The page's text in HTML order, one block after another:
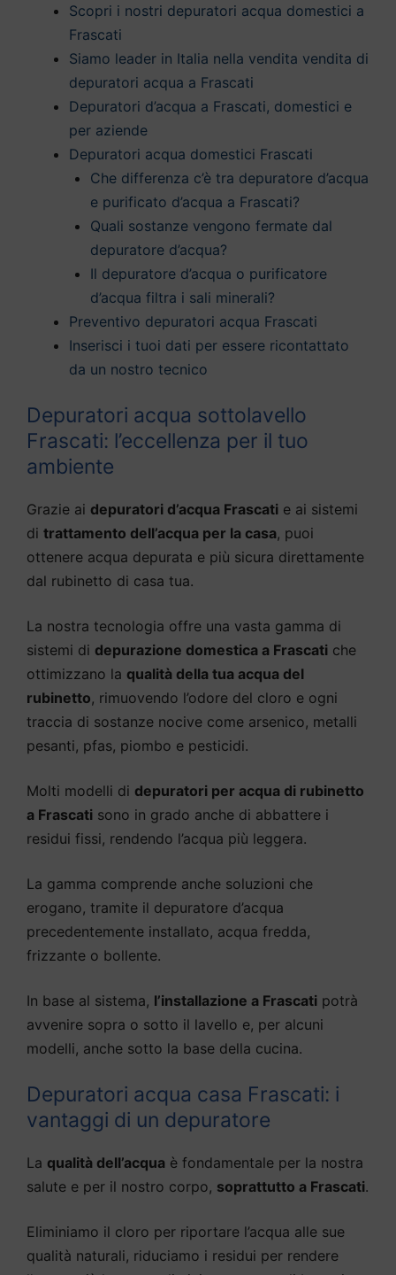
Scopri i nostri depuratori acqua domestici a
Frascati
Siamo leader in Italia nella vendita vendita di
depuratori acqua a Frascati
Depuratori d’acqua a Frascati, domestici e
per aziende
Depuratori acqua domestici Frascati
Che differenza c’è tra depuratore d’acqua
e purificato d’acqua a Frascati?
Quali sostanze vengono fermate dal
depuratore d’acqua?
Il depuratore d’acqua o purificatore
d’acqua filtra i sali minerali?
Preventivo depuratori acqua Frascati
Inserisci i tuoi dati per essere ricontattato
da un nostro tecnico
Depuratori acqua sottolavello
Frascati: l’eccellenza per il tuo
ambiente
Grazie ai depuratori d’acqua Frascati e ai sistemi
di trattamento dell’acqua per la casa, puoi
ottenere acqua depurata e più sicura direttamente
dal rubinetto di casa tua.
La nostra tecnologia offre una vasta gamma di
sistemi di depurazione domestica a Frascati che
ottimizzano la qualità della tua acqua del
rubinetto, rimuovendo l’odore del cloro e ogni
traccia di sostanze nocive come arsenico, metalli
pesanti, pfas, piombo e pesticidi.
Molti modelli di depuratori per acqua di rubinetto
a Frascati sono in grado anche di abbattere i
residui fissi, rendendo l’acqua più leggera.
La gamma comprende anche soluzioni che
erogano, tramite il depuratore d’acqua
precedentemente installato, acqua fredda,
frizzante o bollente.
In base al sistema, l’installazione a Frascati potrà
avvenire sopra o sotto il lavello e, per alcuni
modelli, anche sotto la base della cucina.
Depuratori acqua casa Frascati: i
vantaggi di un depuratore
La qualità dell’acqua è fondamentale per la nostra
salute e per il nostro corpo, soprattutto a Frascati.
Eliminiamo il cloro per riportare l’acqua alle sue
qualità naturali, riduciamo i residui per rendere